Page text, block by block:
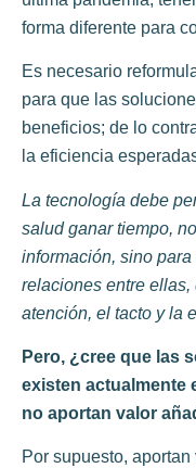
forma diferente para
Es necesario
para que las
beneficios; de lo
la eficiencia
La tecnología debe
salud ganar tiempo,
información, sino
relaciones entre
atención, el tacto y la
Pero, ¿cree que las
existen actualmente
no aportan valor
Por supuesto,